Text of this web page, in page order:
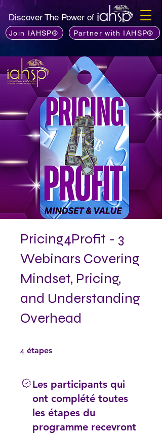
Discover The Power of
Join IAHSP® Partner with IAHSP®
Pricing4Profit - 3
Webinars Covering
Mindset, Pricing,
and Understanding
Overhead
4 étapes
Les participants qui
ont complété toutes
les étapes du
programme recevront